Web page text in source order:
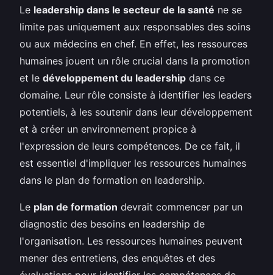
Le leadership dans le secteur de la santé ne se
limite pas uniquement aux responsables des soins
ou aux médecins en chef. En effet, les ressources
humaines jouent un rôle crucial dans la promotion
et le développement du leadership dans ce
domaine. Leur rôle consiste à identifier les leaders
potentiels, à les soutenir dans leur développement
et à créer un environnement propice à
l'expression de leurs compétences. De ce fait, il
est essentiel d'impliquer les ressources humaines
dans le plan de formation en leadership.
Le plan de formation devrait commencer par un
diagnostic des besoins en leadership de
l'organisation. Les ressources humaines peuvent
mener des entretiens, des enquêtes et des